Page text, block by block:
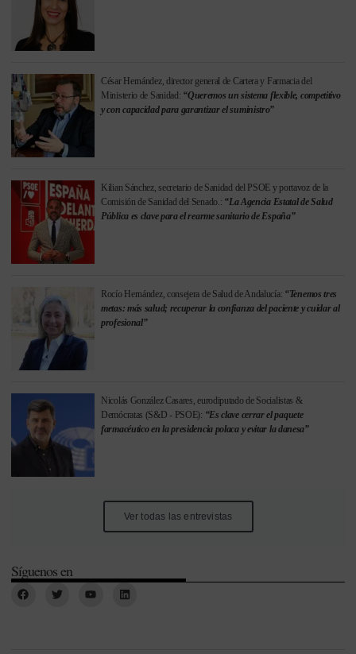
César Hernández, director general de Cartera y Farmacia del
Ministerio de Sanidad: “Queremos un sistema flexible, competitivo
y con capacidad para garantizar el suministro”
Kilian Sánchez, secretario de Sanidad del PSOE y portavoz de la
Comisión de Sanidad del Senado.: “La Agencia Estatal de Salud
Pública es clave para el rearme sanitario de España”
Rocío Hernández, consejera de Salud de Andalucía: “Tenemos tres
metas: más salud; recuperar la confianza del paciente y cuidar al
profesional”
Nicolás González Casares, eurodiputado de Socialistas &
Demócratas (S&D - PSOE): “Es clave cerrar el paquete
farmacéutico en la presidencia polaca y evitar la danesa”
Ver todas las entrevistas
Síguenos en